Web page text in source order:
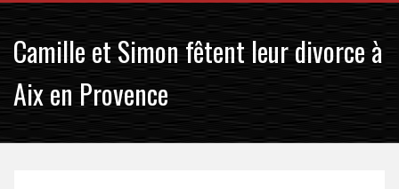
Camille et Simon fêtent leur divorce à
Aix en Provence